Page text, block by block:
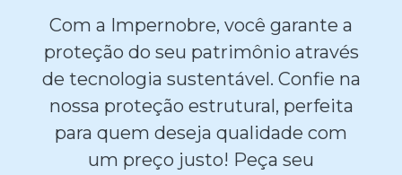
Com a Impernobre, você garante a
proteção do seu patrimônio através
de tecnologia sustentável. Confie na
nossa proteção estrutural, perfeita
para quem deseja qualidade com
um preço justo! Peça seu